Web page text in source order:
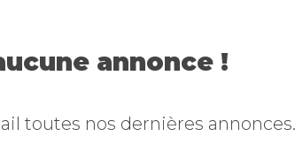
annonce !
toutes nos dernières annonces.